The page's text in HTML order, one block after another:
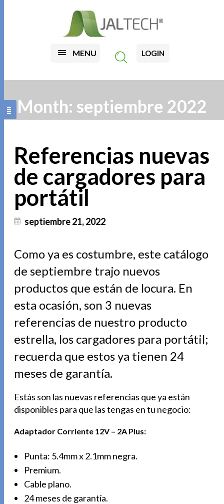
MENU LOGIN
Month: septiembre 2022
Referencias nuevas
de cargadores para
portátil
septiembre 21, 2022
Como ya es costumbre, este catálogo
de septiembre trajo nuevos
productos que están de locura. En
esta ocasión, son 3 nuevas
referencias de nuestro producto
estrella, los cargadores para portátil;
recuerda que estos ya tienen 24
meses de garantía.
Estás son las nuevas referencias que ya están
disponibles para que las tengas en tu negocio:
Adaptador Corriente 12V – 2A Plus:
Punta: 5.4mm x 2.1mm negra.
Premium.
Cable plano.
24 meses de garantía.